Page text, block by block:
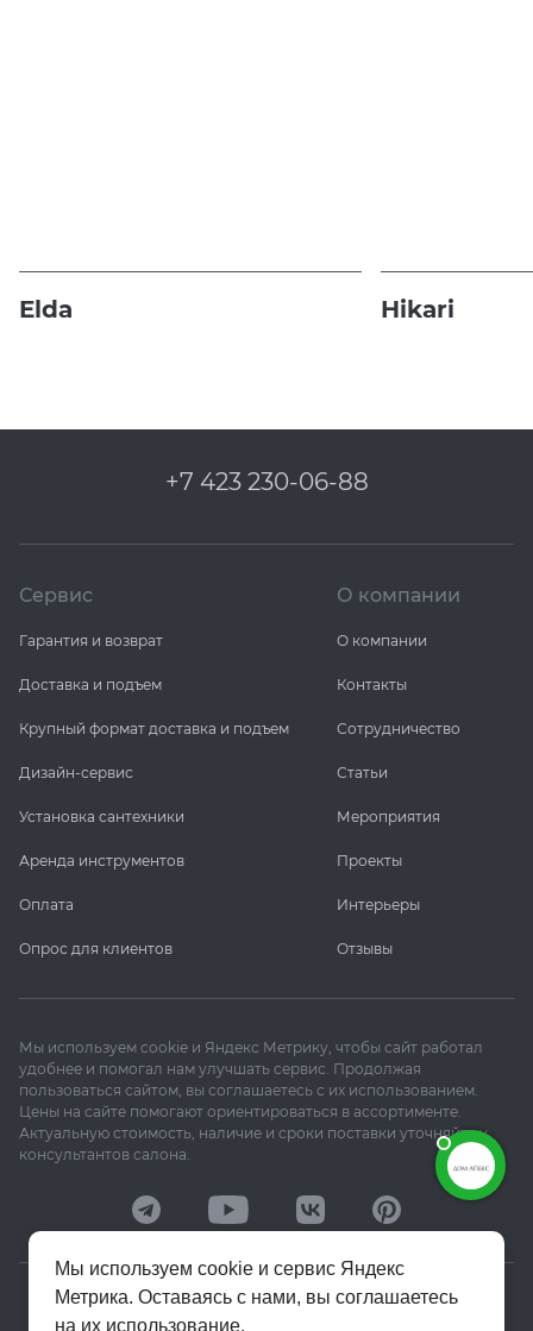
Elda Hikari
+7 423 230-06-88
Сервис
Гарантия и возврат
Доставка и подъем
Крупный формат доставка и подъем
Дизайн-сервис
Установка сантехники
Аренда инструментов
Оплата
Опрос для клиентов
О компании
О компании
Контакты
Сотрудничество
Статьи
Мероприятия
Проекты
Интерьеры
Отзывы
Мы используем cookie и Яндекс Метрику, чтобы сайт работал
удобнее и помогал нам улучшать сервис. Продолжая
пользоваться сайтом, вы соглашаетесь с их использованием.
Цены на сайте помогают ориентироваться в ассортименте.
Актуальную стоимость, наличие и сроки поставки уточняйте у
консультантов салона.
© 2020–2026 «Апекс»
Мы используем cookie и сервис Яндекс
Метрика. Оставаясь с нами, вы соглашаетесь
на их использование.